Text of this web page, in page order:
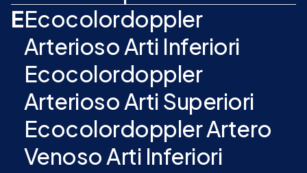
EEcocolordoppler
Arterioso Arti Inferiori
Ecocolordoppler
Arterioso Arti Superiori
Ecocolordoppler Artero
Venoso Arti Inferiori